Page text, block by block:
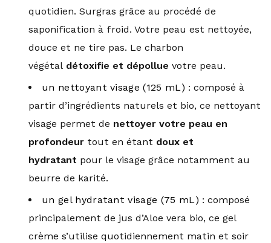
quotidien. Surgras grâce au procédé de
saponification à froid. Votre peau est nettoyée,
douce et ne tire pas. Le charbon
végétal détoxifie et dépollue votre peau.
un nettoyant visage (125 mL) : composé à
partir d’ingrédients naturels et bio, ce nettoyant
visage permet de nettoyer votre peau en
profondeur tout en étant doux et
hydratant pour le visage grâce notamment au
beurre de karité.
un gel hydratant visage (75 mL) : composé
principalement de jus d’Aloe vera bio, ce gel
crème s’utilise quotidiennement matin et soir